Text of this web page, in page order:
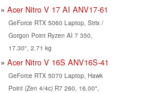
Acer Nitro V 17 AI ANV17-61
GeForce RTX 5060 Laptop, Strix /
Gorgon Point Ryzen AI 7 350,
17.30", 2.71 kg
Acer Nitro V 16S ANV16S-41
GeForce RTX 5070 Laptop, Hawk
Point (Zen 4/4c) R7 260, 16.00",